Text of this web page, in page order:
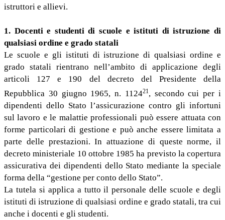
istruttori e allievi.
1. Docenti e studenti di scuole e istituti di istruzione di
qualsiasi ordine e grado statali
Le scuole e gli istituti di istruzione di qualsiasi ordine e
grado statali rientrano nell’ambito di applicazione degli
articoli 127 e 190 del decreto del Presidente della
Repubblica 30 giugno 1965, n. 112421, secondo cui per i
dipendenti dello Stato l’assicurazione contro gli infortuni
sul lavoro e le malattie professionali può essere attuata con
forme particolari di gestione e può anche essere limitata a
parte delle prestazioni. In attuazione di queste norme, il
decreto ministeriale 10 ottobre 1985 ha previsto la copertura
assicurativa dei dipendenti dello Stato mediante la speciale
forma della “gestione per conto dello Stato”.
La tutela si applica a tutto il personale delle scuole e degli
istituti di istruzione di qualsiasi ordine e grado statali, tra cui
anche i docenti e gli studenti.